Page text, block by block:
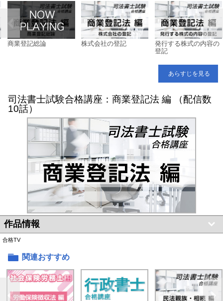
商業登記総論 株式会社の登記
発行する株式の内容の
登記
あらすじを見る
司法書士試験合格講座：商業登記法 編 （配信数
10話）
作品情報
合格TV
関連おすすめ